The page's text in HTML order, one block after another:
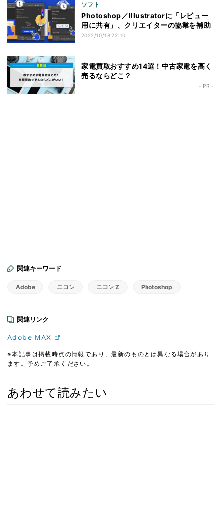
ソフト
Photoshop／Illustratorに「レビュー
用に共有」、クリエイターの協業を補助
2022/10/18 22:10
家電買取おすすめ14選！中古家電を高く
売るならどこ？
- PR -
関連キーワード
Adobe ニコン ニコン Z Photoshop
関連リンク
Adobe MAX
※本記事は掲載時点の情報であり、最新のものとは異なる場合があり
ます。予めご了承ください。
あわせて読みたい